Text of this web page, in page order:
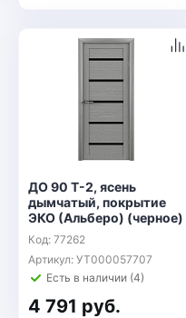
ДО 90 Т-2, ясень
дымчатый, покрытие
ЭКО (Альберо) (черное)
Код: 77262
Артикул: УТ000057707
Есть в наличии (4)
4 791 руб.